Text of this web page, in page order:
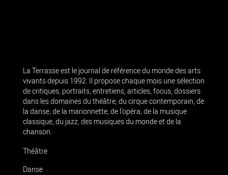
La Terrasse est le journal de référence du monde des arts
vivants depuis 1992. Il propose chaque mois une sélection
de critiques, portraits, entretiens, articles, focus, dossiers
dans les domaines du théâtre, du cirque contemporain, de
la danse, de la marionnette, de l’opéra, de la musique
classique, du jazz, des musiques du monde et de la
chanson.
Théâtre
Danse